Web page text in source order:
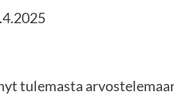
tulemasta